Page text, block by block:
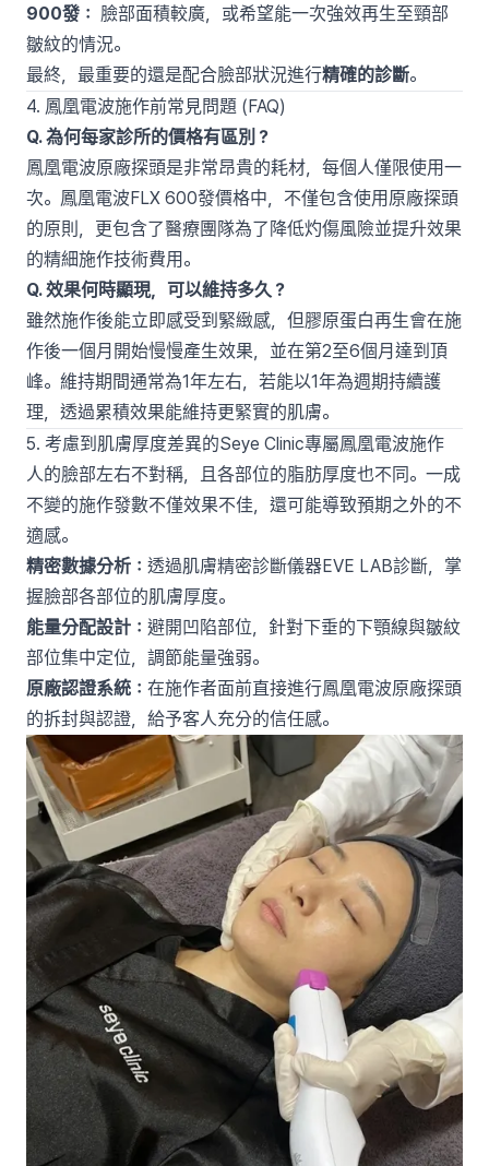
900發： 臉部面積較廣，或希望能一次強效再生至頸部
皺紋的情況。
最終，最重要的還是配合臉部狀況進行精確的診斷。
4. 鳳凰電波施作前常見問題 (FAQ)
Q. 為何每家診所的價格有區別？
鳳凰電波原廠探頭是非常昂貴的耗材，每個人僅限使用一
次。鳳凰電波FLX 600發價格中，不僅包含使用原廠探頭
的原則，更包含了醫療團隊為了降低灼傷風險並提升效果
的精細施作技術費用。
Q. 效果何時顯現，可以維持多久？
雖然施作後能立即感受到緊緻感，但膠原蛋白再生會在施
作後一個月開始慢慢產生效果，並在第2至6個月達到頂
峰。維持期間通常為1年左右，若能以1年為週期持續護
理，透過累積效果能維持更緊實的肌膚。
5. 考慮到肌膚厚度差異的Seye Clinic專屬鳳凰電波施作
人的臉部左右不對稱，且各部位的脂肪厚度也不同。一成
不變的施作發數不僅效果不佳，還可能導致預期之外的不
適感。
精密數據分析： 透過肌膚精密診斷儀器EVE LAB診斷，掌
握臉部各部位的肌膚厚度。
能量分配設計： 避開凹陷部位，針對下垂的下顎線與皺紋
部位集中定位，調節能量強弱。
原廠認證系統： 在施作者面前直接進行鳳凰電波原廠探頭
的拆封與認證，給予客人充分的信任感。